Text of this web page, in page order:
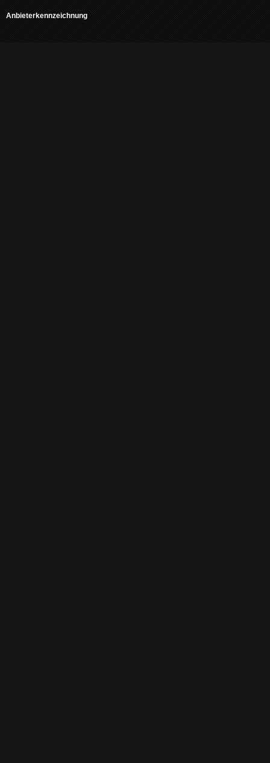
Anbieterkennzeichnung